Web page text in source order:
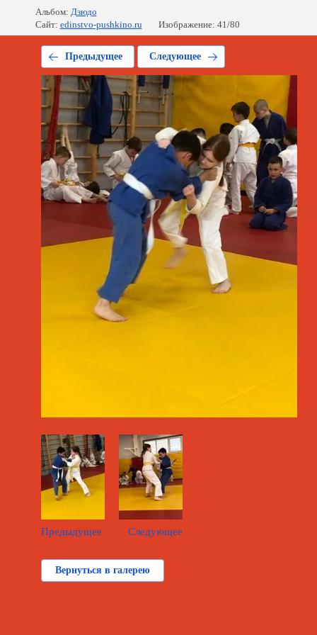
Альбом: Дзюдо
Сайт: edinstvo-pushkino.ru Изображение: 41/80
Предыдущее Следующее
Предыдущее Следующее
Вернуться в галерею